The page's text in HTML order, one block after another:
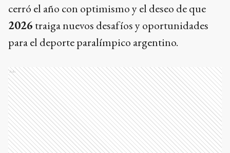
cerró el año con optimismo y el deseo de que
2026 traiga nuevos desafíos y oportunidades
para el deporte paralímpico argentino.
Ads